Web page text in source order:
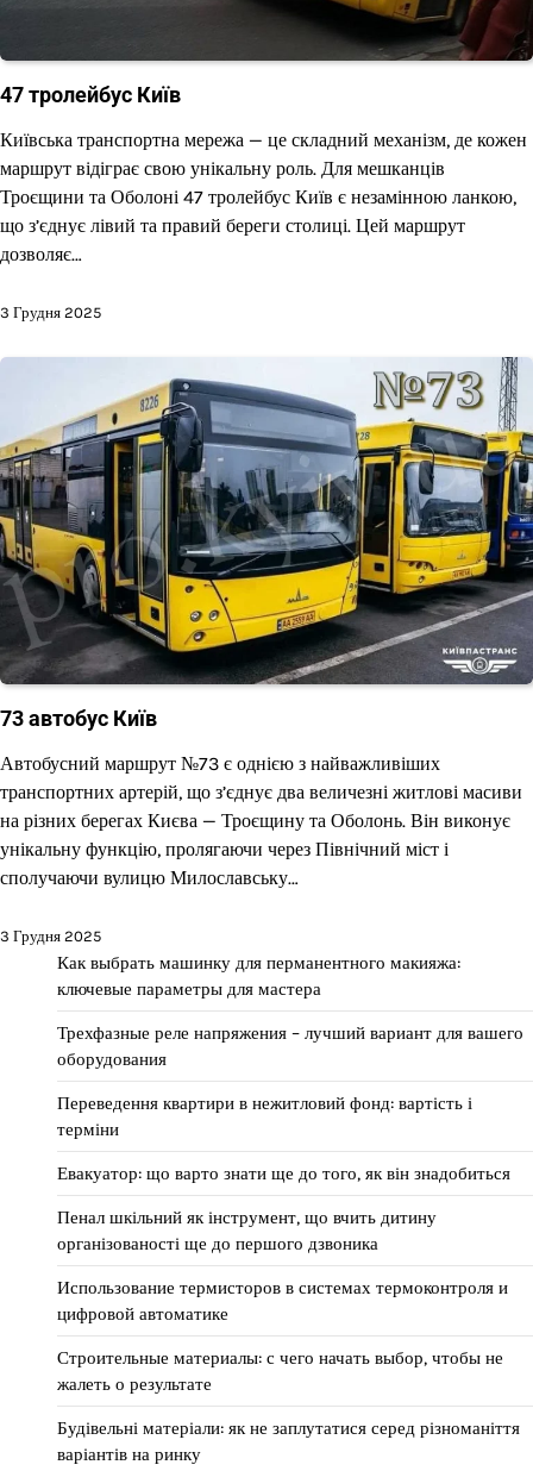
47 тролейбус Київ
Київська транспортна мережа — це складний механізм, де кожен
маршрут відіграє свою унікальну роль. Для мешканців
Троєщини та Оболоні 47 тролейбус Київ є незамінною ланкою,
що з’єднує лівий та правий береги столиці. Цей маршрут
дозволяє…
3 Грудня 2025
73 автобус Київ
Автобусний маршрут №73 є однією з найважливіших
транспортних артерій, що з’єднує два величезні житлові масиви
на різних берегах Києва — Троєщину та Оболонь. Він виконує
унікальну функцію, пролягаючи через Північний міст і
сполучаючи вулицю Милославську…
3 Грудня 2025
Как выбрать машинку для перманентного макияжа:
ключевые параметры для мастера
Трехфазные реле напряжения – лучший вариант для вашего
оборудования
Переведення квартири в нежитловий фонд: вартість і
терміни
Евакуатор: що варто знати ще до того, як він знадобиться
Пенал шкільний як інструмент, що вчить дитину
організованості ще до першого дзвоника
Использование термисторов в системах термоконтроля и
цифровой автоматике
Строительные материалы: с чего начать выбор, чтобы не
жалеть о результате
Будівельні матеріали: як не заплутатися серед різноманіття
варіантів на ринку